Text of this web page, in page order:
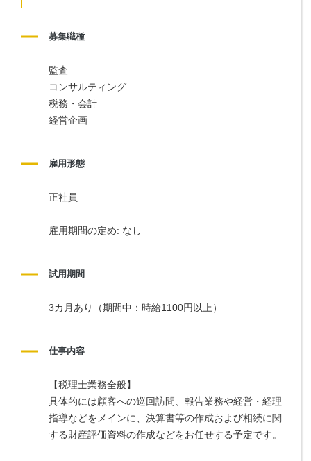
募集職種
監査
コンサルティング
税務・会計
経営企画
雇用形態
正社員
雇用期間の定め: なし
試用期間
3カ月あり（期間中：時給1100円以上）
仕事内容
【税理士業務全般】
具体的には顧客への巡回訪問、報告業務や経営・経理
指導などをメインに、決算書等の作成および相続に関
する財産評価資料の作成などをお任せする予定です。